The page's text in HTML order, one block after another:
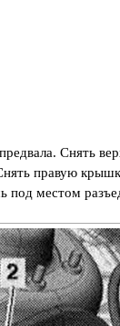
Снять
правую
местом